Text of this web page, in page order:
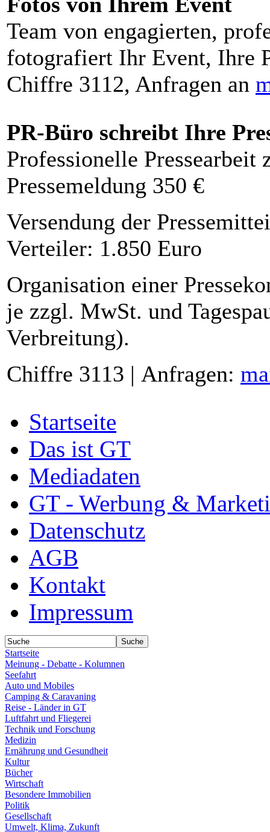
Team von engagierten,
fotografiert Ihr Event, Ihre
Chiffre 3112, Anfragen an
PR-Büro schreibt Ihre
Professionelle Pressearbeit
Pressemeldung 350 €
Versendung der
Verteiler: 1.850 Euro
Organisation einer
je zzgl. MwSt. und
Verbreitung).
Chiffre 3113 | Anfragen:
Startseite
Das ist GT
Mediadaten
GT - Werbung &
Datenschutz
AGB
Kontakt
Impressum
Startseite
Meinung - Debatte - Kolumnen
Seefahrt
Auto und Mobiles
Camping & Caravaning
Reise - Länder in GT
Luftfahrt und Fliegerei
Technik und Forschung
Medizin
Ernährung und Gesundheit
Kultur
Bücher
Wirtschaft
Besondere Immobilien
Politik
Gesellschaft
Umwelt, Klima, Zukunft